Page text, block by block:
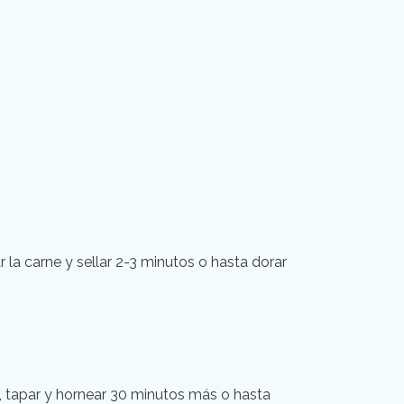
carne y sellar 2-3 minutos o hasta dorar
y hornear 30 minutos más o hasta